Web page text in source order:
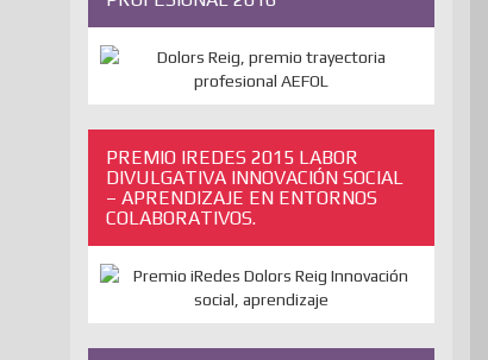
PREMIO IREDES 2015 LABOR
DIVULGATIVA INNOVACIÓN SOCIAL
– APRENDIZAJE EN ENTORNOS
COLABORATIVOS.